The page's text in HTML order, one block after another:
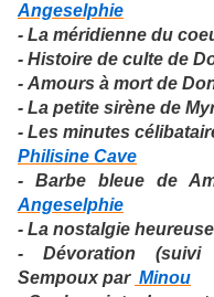
Angeselphie
- La méridienne du
- Histoire de culte de
- Amours à mort de
- La petite sirène de
- Les minutes
Philisine Cave
- Barbe bleue de
Angeselphie
- La nostalgie
- Dévoration
Sempoux par Minou